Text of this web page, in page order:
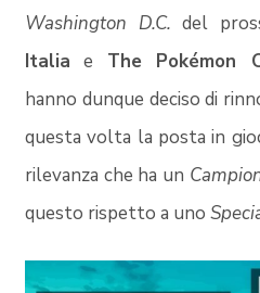
Washington D.C. del
Italia e The Pokémon
hanno dunque deciso di
questa volta la posta in
rilevanza che ha un
questo rispetto a uno